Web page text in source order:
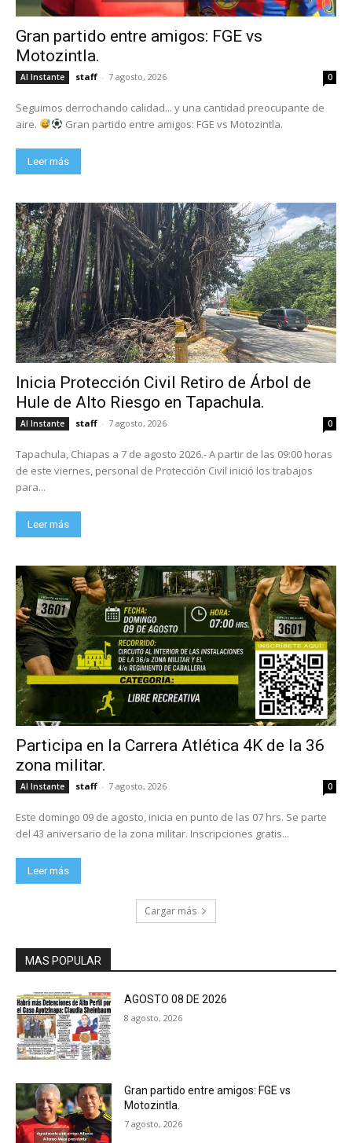
Gran partido entre amigos: FGE vs
Motozintla.
Al Instante staff - 7 agosto, 2026 0
Seguimos derrochando calidad... y una cantidad preocupante de
aire.
Gran partido entre amigos: FGE vs Motozintla.
Leer más
Inicia Protección Civil Retiro de Árbol de
Hule de Alto Riesgo en Tapachula.
Al Instante staff - 7 agosto, 2026 0
Tapachula, Chiapas a 7 de agosto 2026.- A partir de las 09:00 horas
de este viernes, personal de Protección Civil inició los trabajos
para...
Leer más
Participa en la Carrera Atlética 4K de la 36
zona militar.
Al Instante staff - 7 agosto, 2026 0
Este domingo 09 de agosto, inicia en punto de las 07 hrs. Se parte
del 43 aniversario de la zona militar. Inscripciones gratis...
Leer más
Cargar más
MAS POPULAR
AGOSTO 08 DE 2026
8 agosto, 2026
Gran partido entre amigos: FGE vs
Motozintla.
7 agosto, 2026